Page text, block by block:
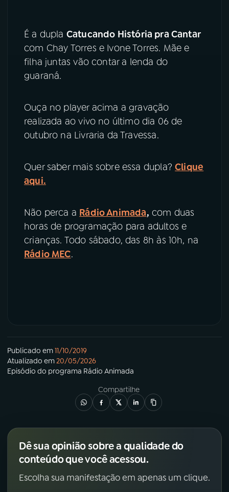
É a dupla Catucando História pra Cantar
com Chay Torres e Ivone Torres. Mãe e
filha juntas vão contar a lenda do
guaraná.
Ouça no player acima a gravação
realizada ao vivo no último dia 06 de
outubro na Livraria da Travessa.
Quer saber mais sobre essa dupla?Clique
aqui.
Não perca a Rádio Animada, com duas
horas de programação para adultos e
crianças. Todo sábado, das 8h às 10h, na
Rádio MEC.
Publicado em11/10/2019
Atualizado em20/05/2026
Episódio do programa Rádio Animada
Compartilhe
Dê sua opinião sobre a qualidade do
conteúdo que você acessou.
Escolha sua manifestação em apenas um clique.